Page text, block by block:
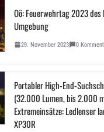
Oö: Feuerwehrtag 2023
Umgebung
29. November 2023 0
Portabler High-End-
(32.000 Lumen, bis 2.000
Extremeinsätze: Ledlenser
XP30R